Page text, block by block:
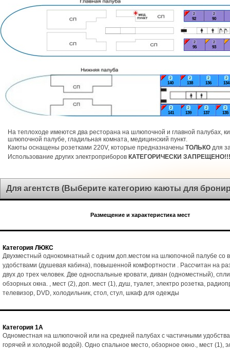
2
134
2
135
2
136
2
137
2
138
2
139
2
140
2
141
2
90
2
92
2
93
2
95
На теплоходе имеются два ресторана на шлюпочной и главной палубах,
шлюпочной палубе, гладильная комната, медицинский пункт.
Каюты оснащены розетками 220V, которые предназначены ТОЛЬКО для
Использование других электроприборов КАТЕГОРИЧЕСКИ ЗАПРЕЩЕНО!!!
Для агентств (Выберите категорию каюты для
Размещение и характеристика мест
Категория ЛЮКС
Двухместный однокомнатный с одним доп.местом на шлюпочной палубе со
удобствами (душевая кабина), повышенной комфортности . Рассчитан на
двух до трех человек. Две односпальные кровати, диван (одноместный),
обзорных окна. , мест (2), доп. мест (1), душ, туалет, электро розетка,
телевизор, DVD, холодильник, стол, стул, шкаф для одежды
Категория 1А
Одноместная на шлюпочной или на средней палубах с частичными
горячей и холодной водой). Одно спальное место, обзорное окно., мест (1),